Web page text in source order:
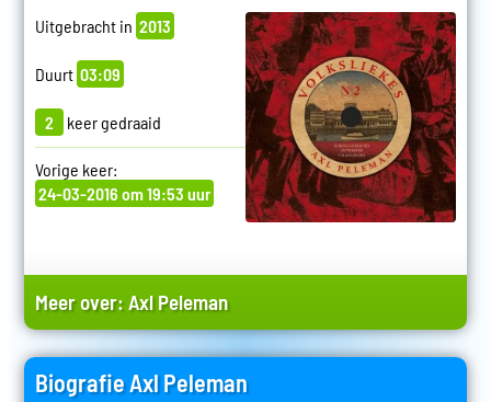
Uitgebracht in 2013
Duurt 03:09
2 keer gedraaid
Vorige keer:
24-03-2016 om 19:53 uur
Meer over:Axl Peleman
Biografie Axl Peleman